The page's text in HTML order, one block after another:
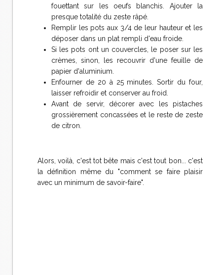
fouettant sur les oeufs blanchis. Ajouter la
presque totalité du zeste râpé.
Remplir les pots aux 3/4 de leur hauteur et les
déposer dans un plat rempli d'eau froide.
Si les pots ont un couvercles, le poser sur les
crèmes, sinon, les recouvrir d'une feuille de
papier d'aluminium.
Enfourner de 20 à 25 minutes. Sortir du four,
laisser refroidir et conserver au froid.
Avant de servir, décorer avec les pistaches
grossièrement concassées et le reste de zeste
de citron.
Alors, voilà, c'est tot bête mais c'est tout bon... c'est
la définition même du "comment se faire plaisir
avec un minimum de savoir-faire".